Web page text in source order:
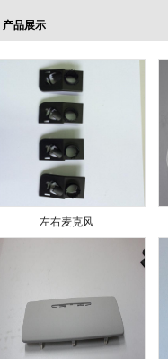
产品展示
左右麦克风